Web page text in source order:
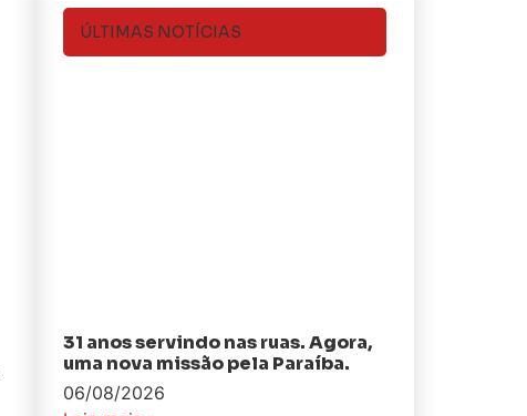
ÚLTIMAS NOTÍCIAS
31 anos servindo nas ruas. Agora,
uma nova missão pela Paraíba.
06/08/2026